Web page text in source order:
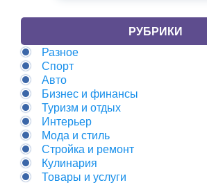
РУБРИКИ
Разное
Спорт
Авто
Бизнес и финансы
Туризм и отдых
Интерьер
Мода и стиль
Стройка и ремонт
Кулинария
Товары и услуги